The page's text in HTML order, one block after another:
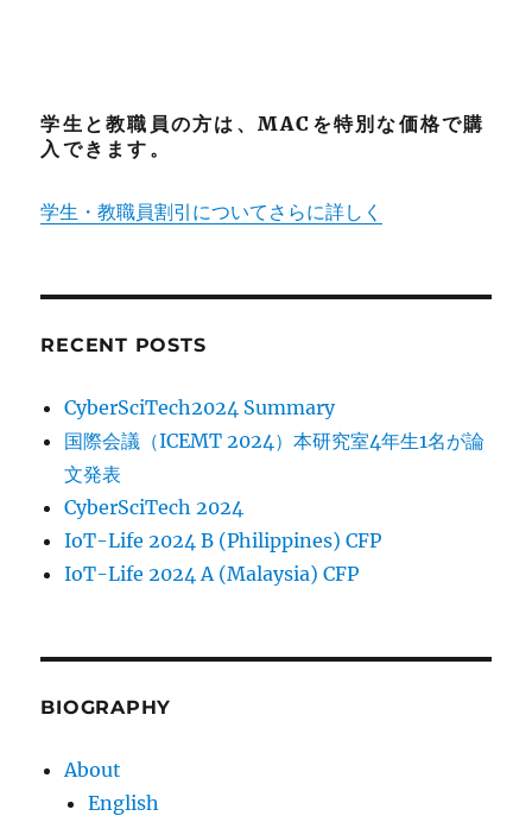
学生と教職員の方は、MACを特別な価格で購
入できます。
学生・教職員割引についてさらに詳しく
RECENT POSTS
CyberSciTech2024 Summary
国際会議（ICEMT 2024）本研究室4年生1名が論
文発表
CyberSciTech 2024
IoT-Life 2024 B (Philippines) CFP
IoT-Life 2024 A (Malaysia) CFP
BIOGRAPHY
About
English